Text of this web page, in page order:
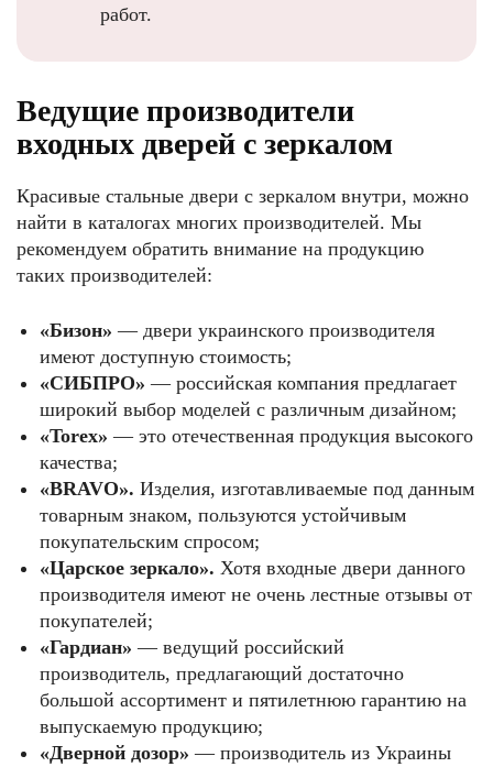
работ.
Ведущие производители
входных дверей с зеркалом
Красивые стальные двери с зеркалом внутри, можно
найти в каталогах многих производителей. Мы
рекомендуем обратить внимание на продукцию
таких производителей:
«Бизон» — двери украинского производителя
имеют доступную стоимость;
«СИБПРО» — российская компания предлагает
широкий выбор моделей с различным дизайном;
«Torex» — это отечественная продукция высокого
качества;
«BRAVO». Изделия, изготавливаемые под данным
товарным знаком, пользуются устойчивым
покупательским спросом;
«Царское зеркало». Хотя входные двери данного
производителя имеют не очень лестные отзывы от
покупателей;
«Гардиан» — ведущий российский
производитель, предлагающий достаточно
большой ассортимент и пятилетнюю гарантию на
выпускаемую продукцию;
«Дверной дозор» — производитель из Украины